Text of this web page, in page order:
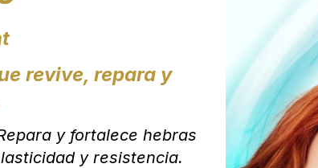
revive, repara y
y fortalece hebras
y resistencia.